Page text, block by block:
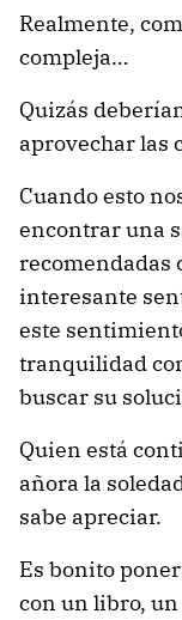
Realmente,
compleja…
Quizás
aprovechar las
Cuando esto
encontrar una
recomendadas
interesante
este
tranquilidad
buscar su
Quien está
añora la
sabe apreciar.
Es bonito
con un libro,